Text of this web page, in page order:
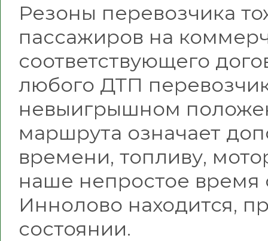
Резоны перевозчика
пассажиров на
соответствующего
любого ДТП
невыигрышном
маршрута означает
времени, топливу,
наше непростое время
Иннолово находится,
состоянии.